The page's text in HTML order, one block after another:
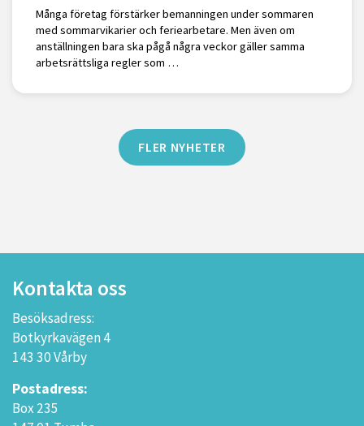
Många företag förstärker bemanningen under sommaren
med sommarvikarier och feriearbetare. Men även om
anställningen bara ska pågå några veckor gäller samma
arbetsrättsliga regler som …
FLER NYHETER
Kontakta oss
Besöksadress:
Botkyrkavägen 4
143 30 Vårby
Postadress:
Box 235